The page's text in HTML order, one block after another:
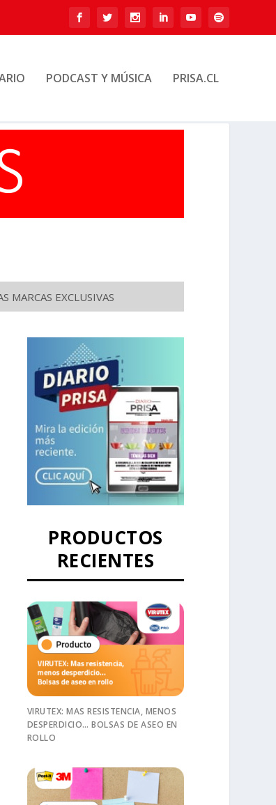
PODCAST Y MÚSICA PRISA.CL
MARCAS EXCLUSIVAS
PRODUCTOS
RECIENTES
VIRUTEX: MAS RESISTENCIA, MENOS
DESPERDICIO… BOLSAS DE ASEO EN
ROLLO